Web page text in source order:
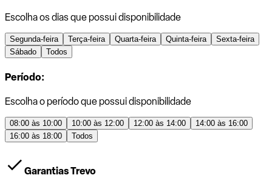
Escolha os dias que possui disponibilidade
Segunda-feira Terça-feira Quarta-feira Quinta-feira
Sexta-feira
Sábado
Todos
Período:
Escolha o período que possui disponibilidade
08:00 às 10:00 10:00 às 12:00 12:00 às 14:00
14:00 às 16:00
16:00 às 18:00
Todos
Garantias Trevo